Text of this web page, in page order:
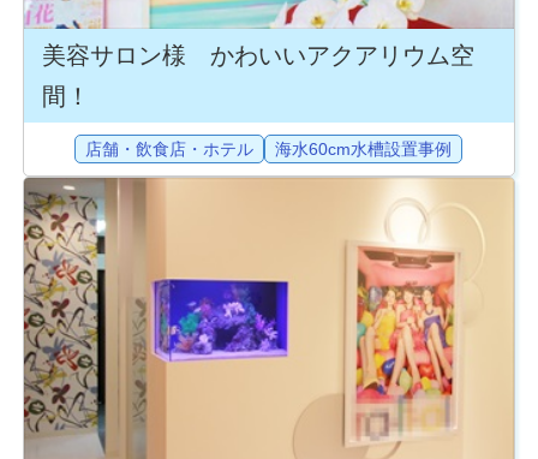
美容サロン様 かわいいアクアリウム空
間！
店舗・飲食店・ホテル 海水60cm水槽設置事例